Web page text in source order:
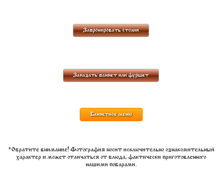
Забронировать столик
Заказать банкет или фуршет
Банкетное меню
*Обратите внимание! Фотография носит исключительно ознакомительный
характер и может отличаться от блюда, фактически приготовленного
нашими поварами.